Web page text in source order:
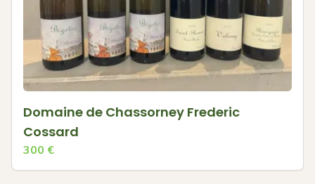
Domaine de Chassorney Frederic
Cossard
300 €